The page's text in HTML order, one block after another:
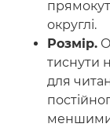
округлі.
Розмір.
тиснути
для